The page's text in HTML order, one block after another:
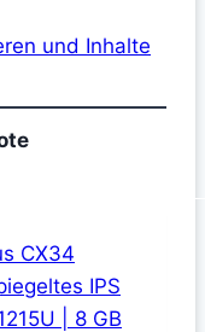
und Inhalte
CX34
IPS
| 8 GB